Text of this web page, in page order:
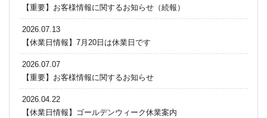
【重要】お客様情報に関するお知らせ（続報）
2026.07.13
【休業日情報】7月20日は休業日です
2026.07.07
【重要】お客様情報に関するお知らせ
2026.04.22
【休業日情報】ゴールデンウィーク休業案内